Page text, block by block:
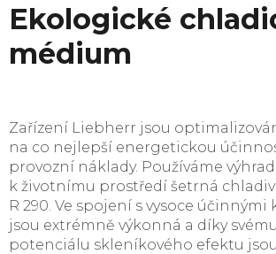
Ekologické
médium
Zařízení Liebherr jsou
na co nejlepší energetickou
provozní náklady. Používáme
k životnímu prostředí šetrná
R 290. Ve spojení s vysoce
jsou extrémně výkonná a díky
potenciálu skleníkového efektu